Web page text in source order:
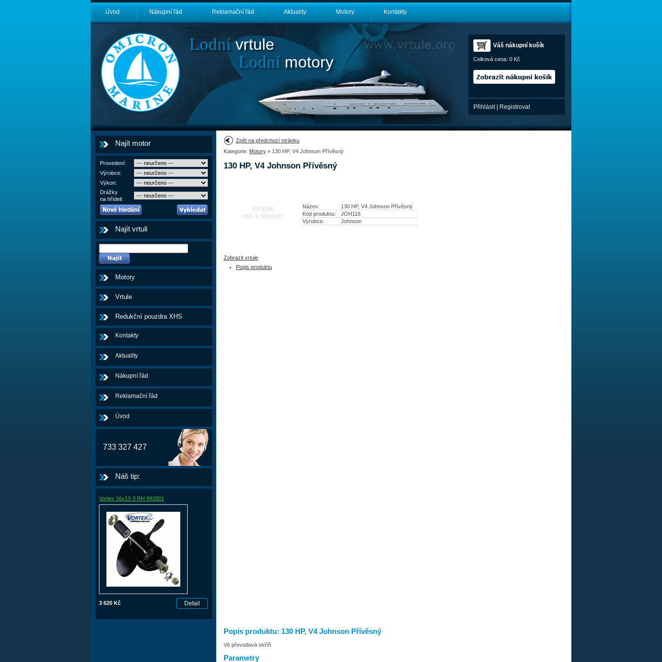
Úvod Nákupní řád Reklamační řád Aktuality Motory Kontakty
Lodnívrtule
Lodnímotory
Váš nákupní košík
Celková cena: 0 Kč
Přihlásit| Registrovat
Najít motor
Provedení:
Výrobce:
Výkon:
Drážky
na hřídeli:
Najít vrtuli
Motory
Vrtule
Redukční pouzdra XHS
Kontakty
Aktuality
Nákupní řád
Reklamační řád
Úvod
733 327 427
Náš tip:
Vortex 16x13-3 RH 992001
3 620 Kč
Zpět na předchozí stránku
Kategorie: Motory » 130 HP, V4 Johnson Přívěsný
130 HP, V4 Johnson Přívěsný
Název:
130 HP, V4 Johnson Přívěsný
Kód produktu:
JOH116
Výrobce:
Johnson
Zobrazit vrtule
Popis produktu
Popis produktu: 130 HP, V4 Johnson Přívěsný
V6 převodová skříň
Parametry